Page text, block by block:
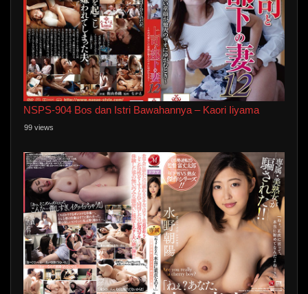
NSPS-904 Bos dan Istri Bawahannya – Kaori Iiyama
99 views